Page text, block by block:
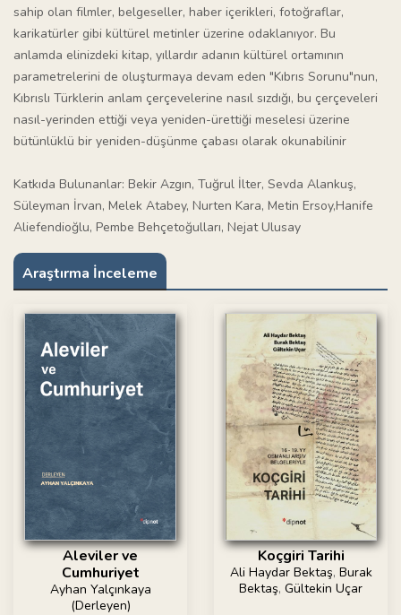
sahip olan filmler, belgeseller, haber içerikleri, fotoğraflar,
karikatürler gibi kültürel metinler üzerine odaklanıyor. Bu
anlamda elinizdeki kitap, yıllardır adanın kültürel ortamının
parametrelerini de oluşturmaya devam eden "Kıbrıs Sorunu"nun,
Kıbrıslı Türklerin anlam çerçevelerine nasıl sızdığı, bu çerçeveleri
nasıl-yerinden ettiği veya yeniden-ürettiği meselesi üzerine
bütünlüklü bir yeniden-düşünme çabası olarak okunabilinir
Katkıda Bulunanlar: Bekir Azgın, Tuğrul İlter, Sevda Alankuş,
Süleyman İrvan, Melek Atabey, Nurten Kara, Metin Ersoy,Hanife
Aliefendioğlu, Pembe Behçetoğulları, Nejat Ulusay
Araştırma İnceleme
Aleviler ve
Cumhuriyet
Ayhan Yalçınkaya
(Derleyen)
Koçgiri Tarihi
Ali Haydar Bektaş, Burak
Bektaş, Gültekin Uçar